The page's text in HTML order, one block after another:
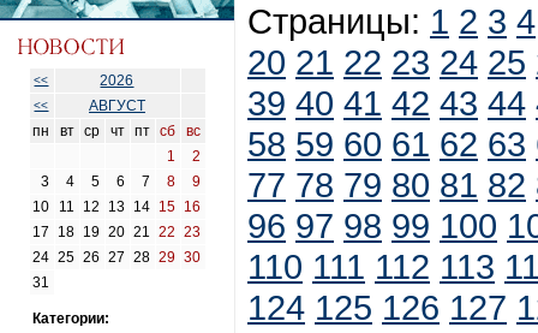
<< 2026
<<
АВГУСТ
пн
вт ср чт пт сб
вс
1
2
3
4 5 6 7 8
9
10
11 12 13 14 15 16
17
18 19 20 21 22
23
24 25 26 27 28 29 30
31
Категории:
Страницы: 1 2 3 4
20 21 22 23 24 25
39 40 41 42 43 44
58 59 60 61 62 63
77 78 79 80 81 82
96 97 98 99 100
110 111 112 113
124 125 126 127